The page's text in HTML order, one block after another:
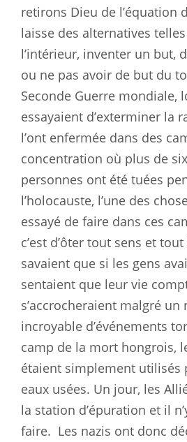
retirons Dieu de l’équation
laisse des alternatives
l’intérieur, inventer un but,
ou ne pas avoir de but du
Seconde Guerre mondiale,
essayaient d’exterminer la
l’ont enfermée dans des
concentration où plus de
personnes ont été tuées
l’holocauste, l’une des
essayé de faire dans ces
c’est d’ôter tout sens et
savaient que si les gens
sentaient que leur vie
s’accrocheraient malgré un
incroyable d’événements
camp de la mort hongrois,
étaient simplement utilisés
eaux usées. Un jour, les
la station d’épuration et il
faire. Les nazis ont donc